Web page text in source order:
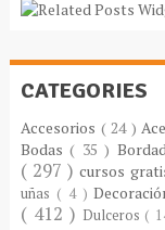
CATEGORIES
Accesorios ( 24 )
Bodas( 35 )
( 297 )cursos
uñas ( 4 )
( 412 ) Dulceros (